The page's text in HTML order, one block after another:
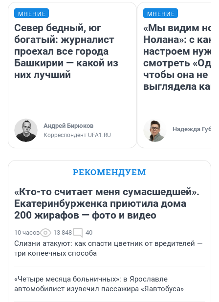
МНЕНИЕ
Север бедный, юг
богатый: журналист
проехал все города
Башкирии — какой из
них лучший
Андрей Бирюков
Корреспондент UFA1.RU
МНЕНИЕ
«Мы видим
Нолана»: с
настроем
смотреть
чтобы она не
выглядела как
Надежда
РЕКОМЕНДУЕМ
«Кто-то считает меня сумасшедшей».
Екатеринбурженка приютила дома
200 жирафов — фото и видео
10 часов 13 848 40
Слизни атакуют: как спасти цветник от вредителей —
три копеечных способа
«Четыре месяца больничных»: в Ярославле
автомобилист изувечил пассажира «Яавтобуса»